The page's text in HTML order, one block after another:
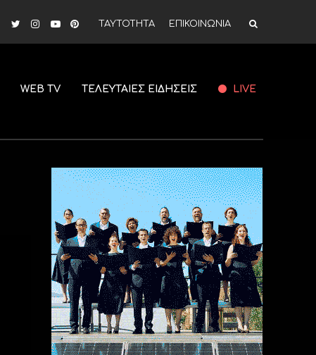
ΤΑΥΤΟΤΗΤΑ ΕΠΙΚΟΙΝΩΝΙΑ
WEB TV ΤΕΛΕΥΤΑΙΕΣ ΕΙΔΗΣΕΙΣ LIVE